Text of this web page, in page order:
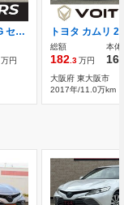
トヨタ カムリ 2.5 G セーフティセンスP Tコネクトナビ BSM
万円
総額
182 .3万円
本体
大阪府 東大阪市
2017年/11.0万km